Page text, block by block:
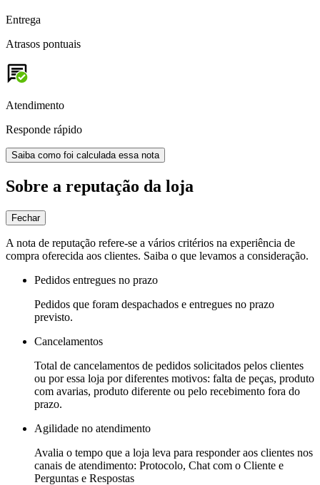
Entrega
Atrasos pontuais
Atendimento
Responde rápido
Saiba como foi calculada essa nota
Sobre a reputação da loja
Fechar
A nota de reputação refere-se a vários critérios na experiência de
compra oferecida aos clientes. Saiba o que levamos a consideração.
Pedidos entregues no prazo
Pedidos que foram despachados e entregues no prazo
previsto.
Cancelamentos
Total de cancelamentos de pedidos solicitados pelos clientes
ou por essa loja por diferentes motivos: falta de peças, produto
com avarias, produto diferente ou pelo recebimento fora do
prazo.
Agilidade no atendimento
Avalia o tempo que a loja leva para responder aos clientes nos
canais de atendimento: Protocolo, Chat com o Cliente e
Perguntas e Respostas